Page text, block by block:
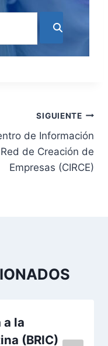
SIGUIENTE
de Información
de Creación de
Empresas (CIRCE)
a la
(BRIC)